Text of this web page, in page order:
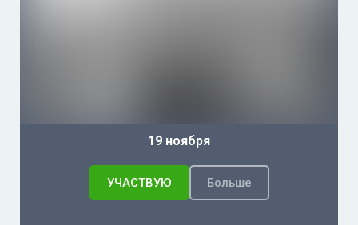
19 ноября
УЧАСТВУЮ Больше